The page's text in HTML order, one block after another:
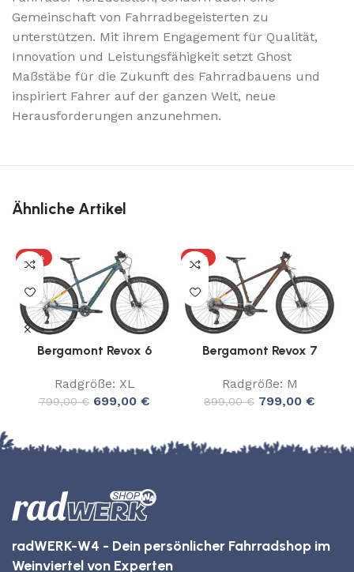
Gemeinschaft von Fahrradbegeisterten zu
unterstützen. Mit ihrem Engagement für Qualität,
Innovation und Leistungsfähigkeit setzt Ghost
Maßstäbe für die Zukunft des Fahrradbauens und
inspiriert Fahrer auf der ganzen Welt, neue
Herausforderungen anzunehmen.
Ähnliche Artikel
-13%
Bergamont Revox 6
Radgröße: XL
799,00€ 699,00 €
-11%
Bergamont Revox 7
Radgröße: M
899,00€ 799,00 €
radWERK-W4 - Dein persönlicher Fahrradshop im
Weinviertel von Experten